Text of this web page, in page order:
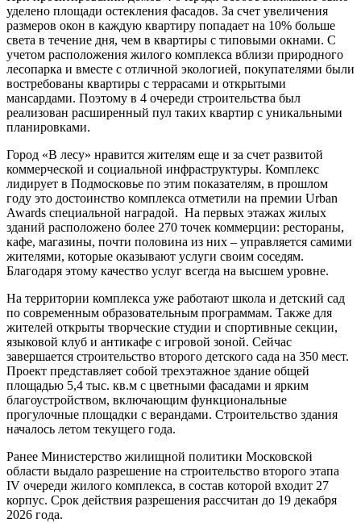
уделено площади остекления фасадов. За счет увеличения
размеров окон в каждую квартиру попадает на 10% больше
света в течение дня, чем в квартиры с типовыми окнами. С
учетом расположения жилого комплекса вблизи природного
лесопарка и вместе с отличной экологией, покупателями были
востребованы квартиры с террасами и открытыми
мансардами. Поэтому в 4 очереди строительства был
реализован расширенный пул таких квартир с уникальными
планировками.
Город «В лесу» нравится жителям еще и за счет развитой
коммерческой и социальной инфраструктуры. Комплекс
лидирует в Подмосковье по этим показателям, в прошлом
году это достоинство комплекса отметили на премии Urban
Awards специальной наградой. На первых этажах жилых
зданий расположено более 270 точек коммерции: рестораны,
кафе, магазины, почти половина из них – управляется самими
жителями, которые оказывают услуги своим соседям.
Благодаря этому качество услуг всегда на высшем уровне.
На территории комплекса уже работают школа и детский сад
по современным образовательным программам. Также для
жителей открыты творческие студии и спортивные секции,
языковой клуб и антикафе с игровой зоной. Сейчас
завершается строительство второго детского сада на 350 мест.
Проект представляет собой трехэтажное здание общей
площадью 5,4 тыс. кв.м с цветными фасадами и ярким
благоустройством, включающим функциональные
прогулочные площадки с верандами. Строительство здания
началось летом текущего года.
Ранее Министерство жилищной политики Московской
области выдало разрешение на строительство второго этапа
IV очереди жилого комплекса, в состав которой входит 27
корпус. Срок действия разрешения рассчитан до 19 декабря
2026 года.